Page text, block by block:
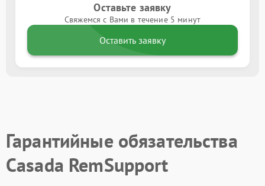
Оставьте заявку
Свяжемся с Вами в течение 5 минут
Оставить заявку
Гарантийные обязательства
Casada RemSupport